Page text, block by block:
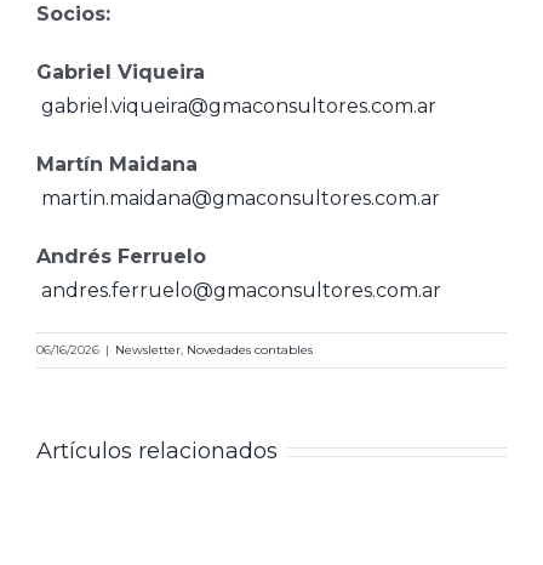
Socios:
Gabriel Viqueira
gabriel.viqueira@gmaconsultores.com.ar
Martín Maidana
martin.maidana@gmaconsultores.com.ar
Andrés Ferruelo
andres.ferruelo@gmaconsultores.com.ar
06/16/2026 | Newsletter Novedades contables
Artículos relacionados